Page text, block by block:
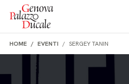
Salta al contenuto
HOME EVENTI SERGEY TANIN